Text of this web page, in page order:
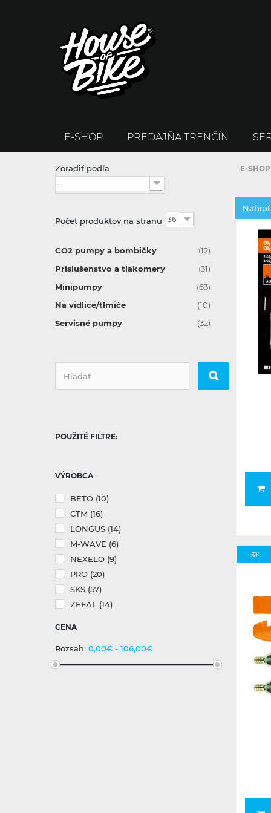
E-SHOP PREDAJŇA TRENČÍN
Zoradiť podľa
--
Počet produktov na stranu 36
CO2 pumpy a bombičky
(12)
Príslušenstvo a tlakomery
(31)
Minipumpy
(63)
Na vidlice/tlmiče
(10)
Servisné pumpy
(32)
POUŽITÉ FILTRE:
VÝROBCA
BETO (10)
CTM (16)
LONGUS (14)
M-WAVE (6)
NEXELO (9)
PRO (20)
SKS (57)
ZÉFAL (14)
CENA
Rozsah: 0,00€ - 106,00€
E-SHOP
-5%